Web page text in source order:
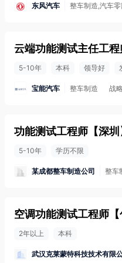
东风汽车 整车制造,汽车
云端功能测试主任工程
5-10年 本科 领导好
宝能汽车 整车制造 战
功能测试工程师 【深圳
5-10年 学历不限
某成都整车制造公司 整车
空调功能测试工程师 【
2年以上 本科
武汉克莱蒙特科技技术有限